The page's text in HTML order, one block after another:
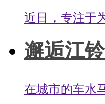
近日，专注于
邂逅江
在城市的车水